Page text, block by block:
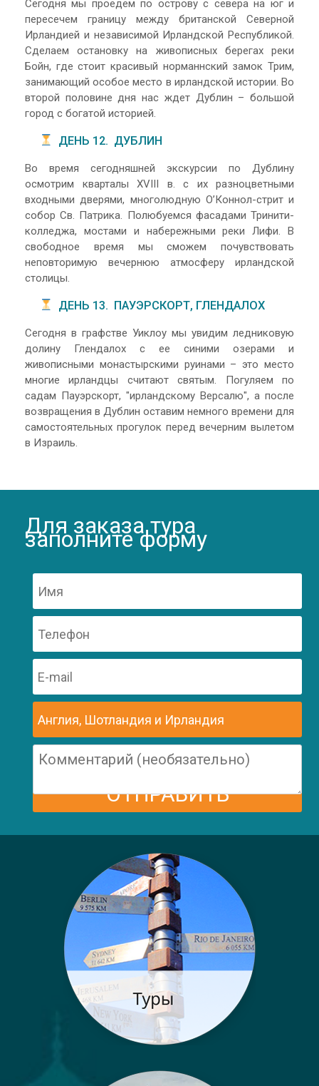
Сегодня мы проедем по острову с севера на юг и
пересечем границу между британской Северной
Ирландией и независимой Ирландской Республикой.
Сделаем остановку на живописных берегах реки
Бойн, где стоит красивый норманнский замок Трим,
занимающий особое место в ирландской истории. Во
второй половине дня нас ждет Дублин – большой
город с богатой историей.
ДЕНЬ 12. ДУБЛИН
Во время сегодняшней экскурсии по Дублину
осмотрим кварталы XVIII в. с их разноцветными
входными дверями, многолюдную О’Коннол-стрит и
собор Св. Патрика. Полюбуемся фасадами Тринити-
колледжа, мостами и набережными реки Лифи. В
свободное время мы сможем почувствовать
неповторимую вечернюю атмосферу ирландской
столицы.
ДЕНЬ 13. ПАУЭРСКОРТ, ГЛЕНДАЛОХ
Сегодня в графстве Уиклоу мы увидим ледниковую
долину Глендалох с ее синими озерами и
живописными монастырскими руинами – это место
многие ирландцы считают святым. Погуляем по
садам Пауэрскорт, "ирландскому Версалю", а после
возвращения в Дублин оставим немного времени для
самостоятельных прогулок перед вечерним вылетом
в Израиль.
Для заказа тура
заполните форму